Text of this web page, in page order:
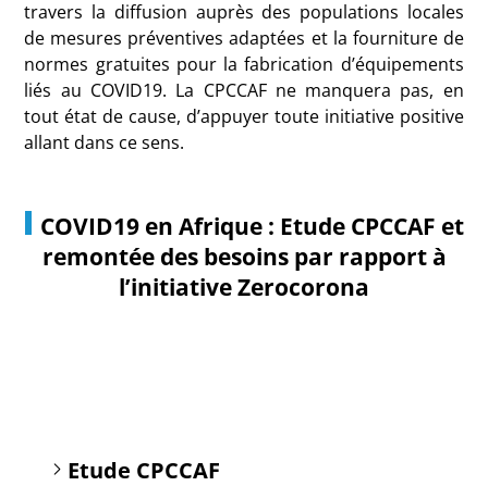
travers la diffusion auprès des populations locales
de mesures préventives adaptées et la fourniture de
normes gratuites pour la fabrication d’équipements
liés au COVID19. La CPCCAF ne manquera pas, en
tout état de cause, d’appuyer toute initiative positive
allant dans ce sens.
COVID19 en Afrique : Etude CPCCAF et
remontée des besoins par rapport à
l’initiative Zerocorona
Etude CPCCAF